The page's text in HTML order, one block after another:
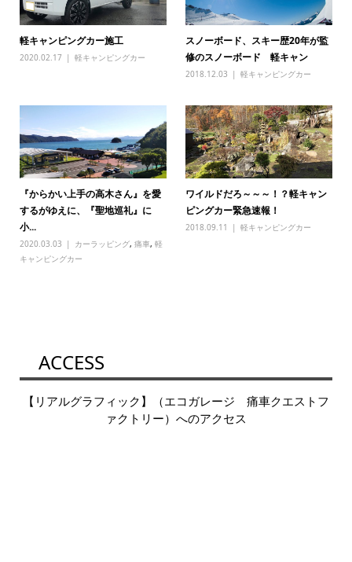
軽キャンピングカー施工
2020.02.17 軽キャンピングカー
スノーボード、スキー歴20年が監
修のスノーボード 軽キャン
2018.12.03 軽キャンピングカー
『からかい上手の高木さん』を愛
するがゆえに、『聖地巡礼』に
小...
2020.03.03 カーラッピング, 痛車, 軽
キャンピングカー
ワイルドだろ～～～！？軽キャン
ピングカー緊急速報！
2018.09.11 軽キャンピングカー
ACCESS
【リアルグラフィック】（エコガレージ 痛車クエストフ
ァクトリー）へのアクセス